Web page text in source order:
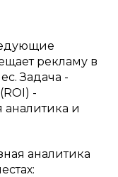
рекламу в
Задача -
-
аналитика и
аналитика